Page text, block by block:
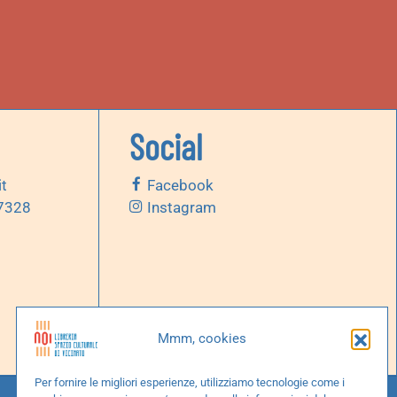
Mmm, cookies
Per fornire le migliori esperienze, utilizziamo tecnologie come i
Social
Facebook
Instagram